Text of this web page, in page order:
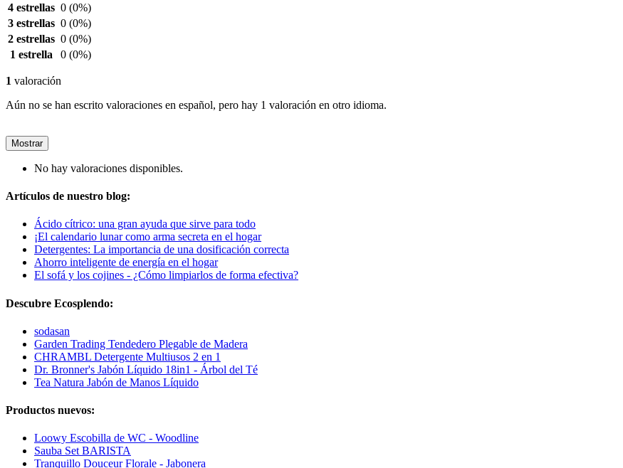
4 estrellas 0 (0%)
3 estrellas 0 (0%)
2 estrellas 0 (0%)
1 estrella
0 (0%)
1 valoración
Aún no se han escrito valoraciones en español, pero hay 1 valoración en otro idioma.
Mostrar
No hay valoraciones disponibles.
Artículos de nuestro blog:
Ácido cítrico: una gran ayuda que sirve para todo
¡El calendario lunar como arma secreta en el hogar
Detergentes: La importancia de una dosificación correcta
Ahorro inteligente de energía en el hogar
El sofá y los cojines - ¿Cómo limpiarlos de forma efectiva?
Descubre Ecosplendo:
sodasan
Garden Trading Tendedero Plegable de Madera
CHRAMBL Detergente Multiusos 2 en 1
Dr. Bronner's Jabón Líquido 18in1 - Árbol del Té
Tea Natura Jabón de Manos Líquido
Productos nuevos:
Loowy Escobilla de WC - Woodline
Sauba Set BARISTA
Tranquillo Douceur Florale - Jabonera